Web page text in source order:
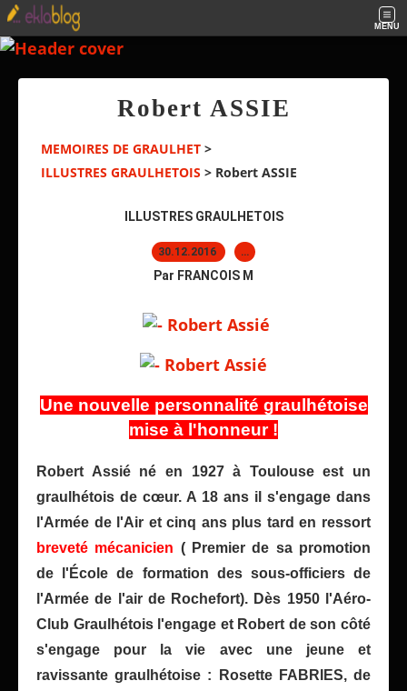
MENU
Robert ASSIE
MEMOIRES DE GRAULHET >
ILLUSTRES GRAULHETOIS > Robert ASSIE
ILLUSTRES GRAULHETOIS
30.12.2016 …
Par FRANCOIS M
Une nouvelle personnalité graulhétoise
mise à l'honneur !
Robert Assié né en 1927 à Toulouse est un
graulhétois de cœur. A 18 ans il s'engage dans
l'Armée de l'Air et cinq ans plus tard en ressort
breveté mécanicien ( Premier de sa promotion
de l'École de formation des sous-officiers de
l'Armée de l'air de Rochefort). Dès 1950 l'Aéro-
Club Graulhétois l'engage et Robert de son côté
s'engage pour la vie avec une jeune et
ravissante graulhétoise : Rosette FABRIES, de